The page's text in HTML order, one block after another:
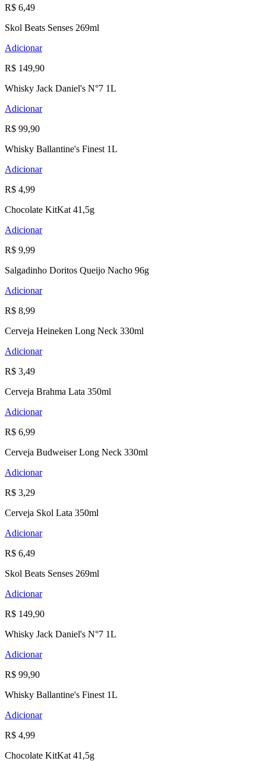
R$ 6,49
Skol Beats Senses 269ml
Adicionar
R$ 149,90
Whisky Jack Daniel's N°7 1L
Adicionar
R$ 99,90
Whisky Ballantine's Finest 1L
Adicionar
R$ 4,99
Chocolate KitKat 41,5g
Adicionar
R$ 9,99
Salgadinho Doritos Queijo Nacho 96g
Adicionar
R$ 8,99
Cerveja Heineken Long Neck 330ml
Adicionar
R$ 3,49
Cerveja Brahma Lata 350ml
Adicionar
R$ 6,99
Cerveja Budweiser Long Neck 330ml
Adicionar
R$ 3,29
Cerveja Skol Lata 350ml
Adicionar
R$ 6,49
Skol Beats Senses 269ml
Adicionar
R$ 149,90
Whisky Jack Daniel's N°7 1L
Adicionar
R$ 99,90
Whisky Ballantine's Finest 1L
Adicionar
R$ 4,99
Chocolate KitKat 41,5g